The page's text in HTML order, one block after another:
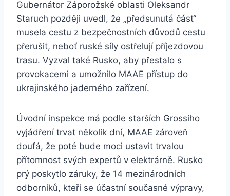
Gubernátor Záporožské oblasti Oleksandr
Staruch později uvedl, že „předsunutá část“
musela cestu z bezpečnostních důvodů cestu
přerušit, neboť ruské síly ostřelují příjezdovou
trasu. Vyzval také Rusko, aby přestalo s
provokacemi a umožnilo MAAE přístup do
ukrajinského jaderného zařízení.
Úvodní inspekce má podle starších Grossiho
vyjádření trvat několik dní, MAAE zároveň
doufá, že poté bude moci ustavit trvalou
přítomnost svých expertů v elektrárně. Rusko
prý poskytlo záruky, že 14 mezinárodních
odborníků, kteří se účastní současné výpravy,